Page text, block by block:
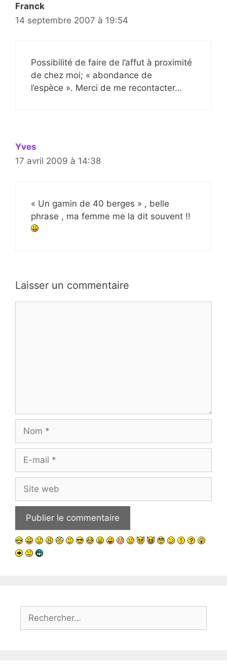
Franck
14 septembre 2007 à 19:54
Possibilité de faire de l’affut à proximité
de chez moi; « abondance de
l’espèce ». Merci de me recontacter…
Yves
17 avril 2009 à 14:38
« Un gamin de 40 berges » , belle
phrase , ma femme me la dit souvent !!
Laisser un commentaire
Nom
Site
web
Rechercher :